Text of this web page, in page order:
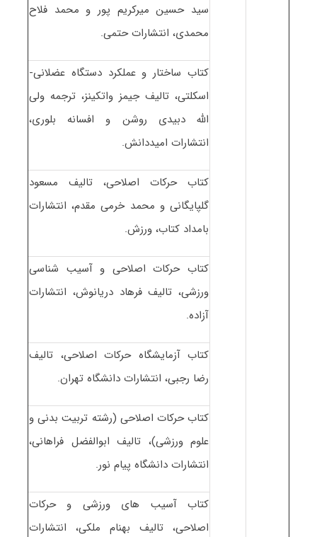
سید حسین میرکریم پور و محمد فلاح
محمدی، انتشارات حتمی.
کتاب ساختار و عملکرد دستگاه عضلانی-
اسکلتی، تالیف جیمز واتکینز، ترجمه ولی
الله دبیدی روشن و افسانه بلوری،
انتشارات امیددانش.
کتاب حرکات اصلاحی، تالیف مسعود
گلپایگانی و محمد خرمی مقدم، انتشارات
بامداد کتاب، ورزش.
کتاب حرکات اصلاحی و آسیب شناسی
ورزشی، تالیف فرهاد دریانوش، انتشارات
آزاده.
کتاب آزمایشگاه حرکات اصلاحی، تالیف
رضا رجبی، انتشارات دانشگاه تهران.
کتاب حرکات اصلاحی (رشته تربیت بدنی و
علوم ورزشی)، تالیف ابوالفضل فراهانی،
انتشارات دانشگاه پیام نور.
کتاب آسیب های ورزشی و حرکات
اصلاحی، تالیف بهنام ملکی، انتشارات